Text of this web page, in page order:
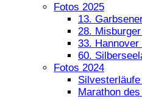
Fotos 2025
13.
28.
33. Hannover
60.
Fotos 2024
Marathon